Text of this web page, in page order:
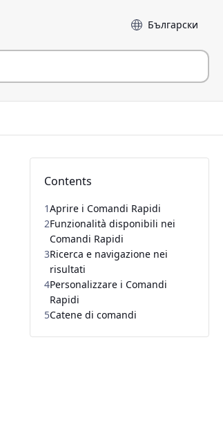
Language
Contents
1Aprire i Comandi Rapidi
2Funzionalità disponibili nei
Comandi Rapidi
3Ricerca e navigazione nei
risultati
4Personalizzare i Comandi
Rapidi
5Catene di comandi